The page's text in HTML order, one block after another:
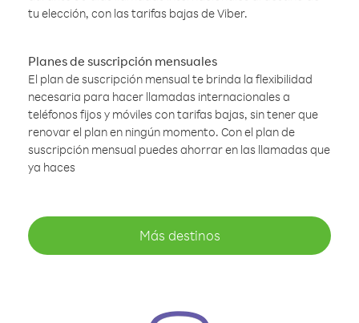
tu elección, con las tarifas bajas de Viber.
Planes de suscripción mensuales
El plan de suscripción mensual te brinda la flexibilidad
necesaria para hacer llamadas internacionales a
teléfonos fijos y móviles con tarifas bajas, sin tener que
renovar el plan en ningún momento. Con el plan de
suscripción mensual puedes ahorrar en las llamadas que
ya haces
Más destinos